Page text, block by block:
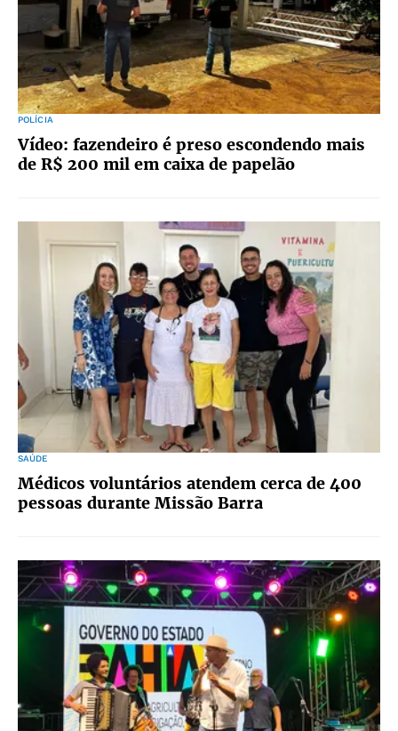
POLÍCIA
Vídeo: fazendeiro é preso escondendo mais
de R$ 200 mil em caixa de papelão
SAÚDE
Médicos voluntários atendem cerca de 400
pessoas durante Missão Barra